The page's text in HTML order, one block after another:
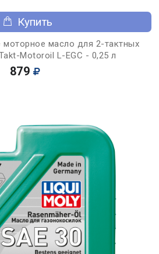
Купить
моторное масло для 2-тактных
Motoroil L-EGC - 0,25 л
879